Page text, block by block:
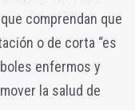
comprendan que
o de corta “es
enfermos y
la salud de